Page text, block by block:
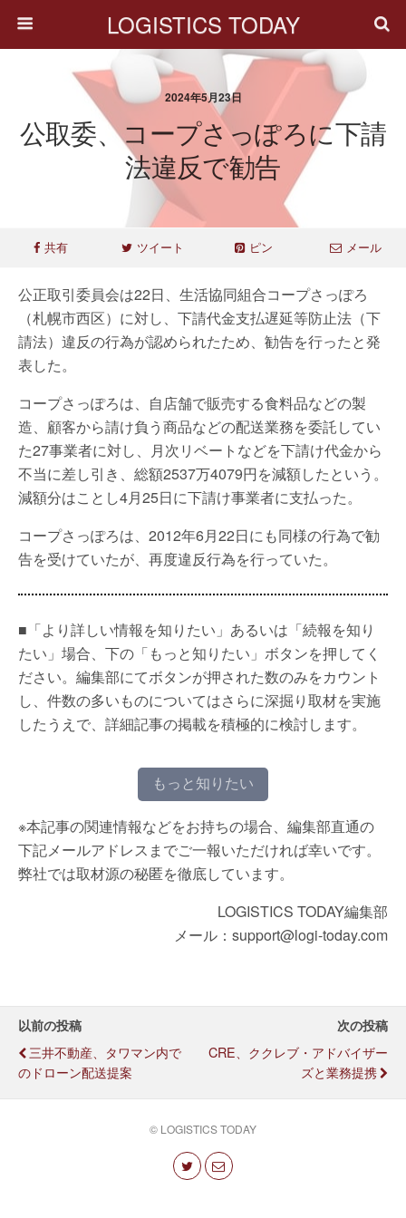
LOGISTICS TODAY
2024年5月23日
公取委、コープさっぽろに下請
法違反で勧告
共有 ツイート ピン メール
公正取引委員会は22日、生活協同組合コープさっぽろ
（札幌市西区）に対し、下請代金支払遅延等防止法（下
請法）違反の行為が認められたため、勧告を行ったと発
表した。
コープさっぽろは、自店舗で販売する食料品などの製
造、顧客から請け負う商品などの配送業務を委託してい
た27事業者に対し、月次リベートなどを下請け代金から
不当に差し引き、総額2537万4079円を減額したという。
減額分はことし4月25日に下請け事業者に支払った。
コープさっぽろは、2012年6月22日にも同様の行為で勧
告を受けていたが、再度違反行為を行っていた。
■「より詳しい情報を知りたい」あるいは「続報を知り
たい」場合、下の「もっと知りたい」ボタンを押してく
ださい。編集部にてボタンが押された数のみをカウント
し、件数の多いものについてはさらに深掘り取材を実施
したうえで、詳細記事の掲載を積極的に検討します。
もっと知りたい
※本記事の関連情報などをお持ちの場合、編集部直通の
下記メールアドレスまでご一報いただければ幸いです。
弊社では取材源の秘匿を徹底しています。
LOGISTICS TODAY編集部
メール：support@logi-today.com
以前の投稿
三井不動産、タワマン内で
のドローン配送提案
次の投稿
CRE、ククレブ・アドバイザー
ズと業務提携
© LOGISTICS TODAY